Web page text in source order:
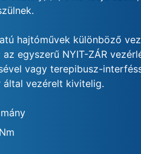
hajtóművek különböző
egyszerű NYIT-ZÁR
vagy terepibusz-
vezérelt kivitelig.